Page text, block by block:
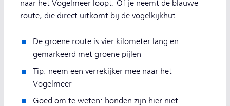
naar het Vogelmeer loopt. Of je neemt de blauwe
route, die direct uitkomt bij de vogelkijkhut.
De groene route is vier kilometer lang en
gemarkeerd met groene pijlen
Tip: neem een verrekijker mee naar het
Vogelmeer
Goed om te weten: honden zijn hier niet